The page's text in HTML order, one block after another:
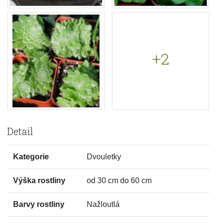
+2
Detail
Kategorie Dvouletky
Výška rostliny od 30 cm do 60 cm
Barvy rostliny Nažloutlá